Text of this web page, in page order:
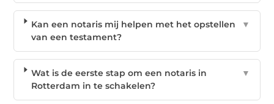
Kan een notaris mij helpen met het opstellen
van een testament?
▼
Wat is de eerste stap om een notaris in
Rotterdam in te schakelen?
▼